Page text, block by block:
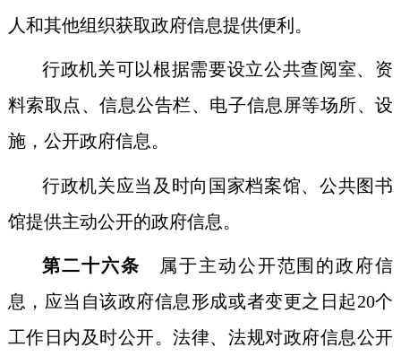
人和其他组织获取政府信息提供便利。
行政机关可以根据需要设立公共查阅室、资
料索取点、信息公告栏、电子信息屏等场所、设
施，公开政府信息。
行政机关应当及时向国家档案馆、公共图书
馆提供主动公开的政府信息。
第二十六条
属于主动公开范围的政府信
息，应当自该政府信息形成或者变更之日起20个
工作日内及时公开。法律、法规对政府信息公开